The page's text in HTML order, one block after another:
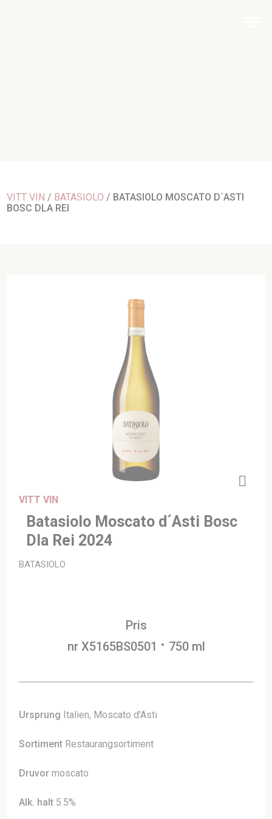
VITT VIN/ BATASIOLO/ BATASIOLO MOSCATO D´ASTI
BOSC DLA REI
VITT VIN
Batasiolo Moscato d´Asti Bosc
Dla Rei 2024
BATASIOLO
Pris
nr X5165BS0501
750 ml
Ursprung Italien, Moscato d'Asti
Sortiment Restaurangsortiment
Druvor moscato
Alk. halt 5.5%